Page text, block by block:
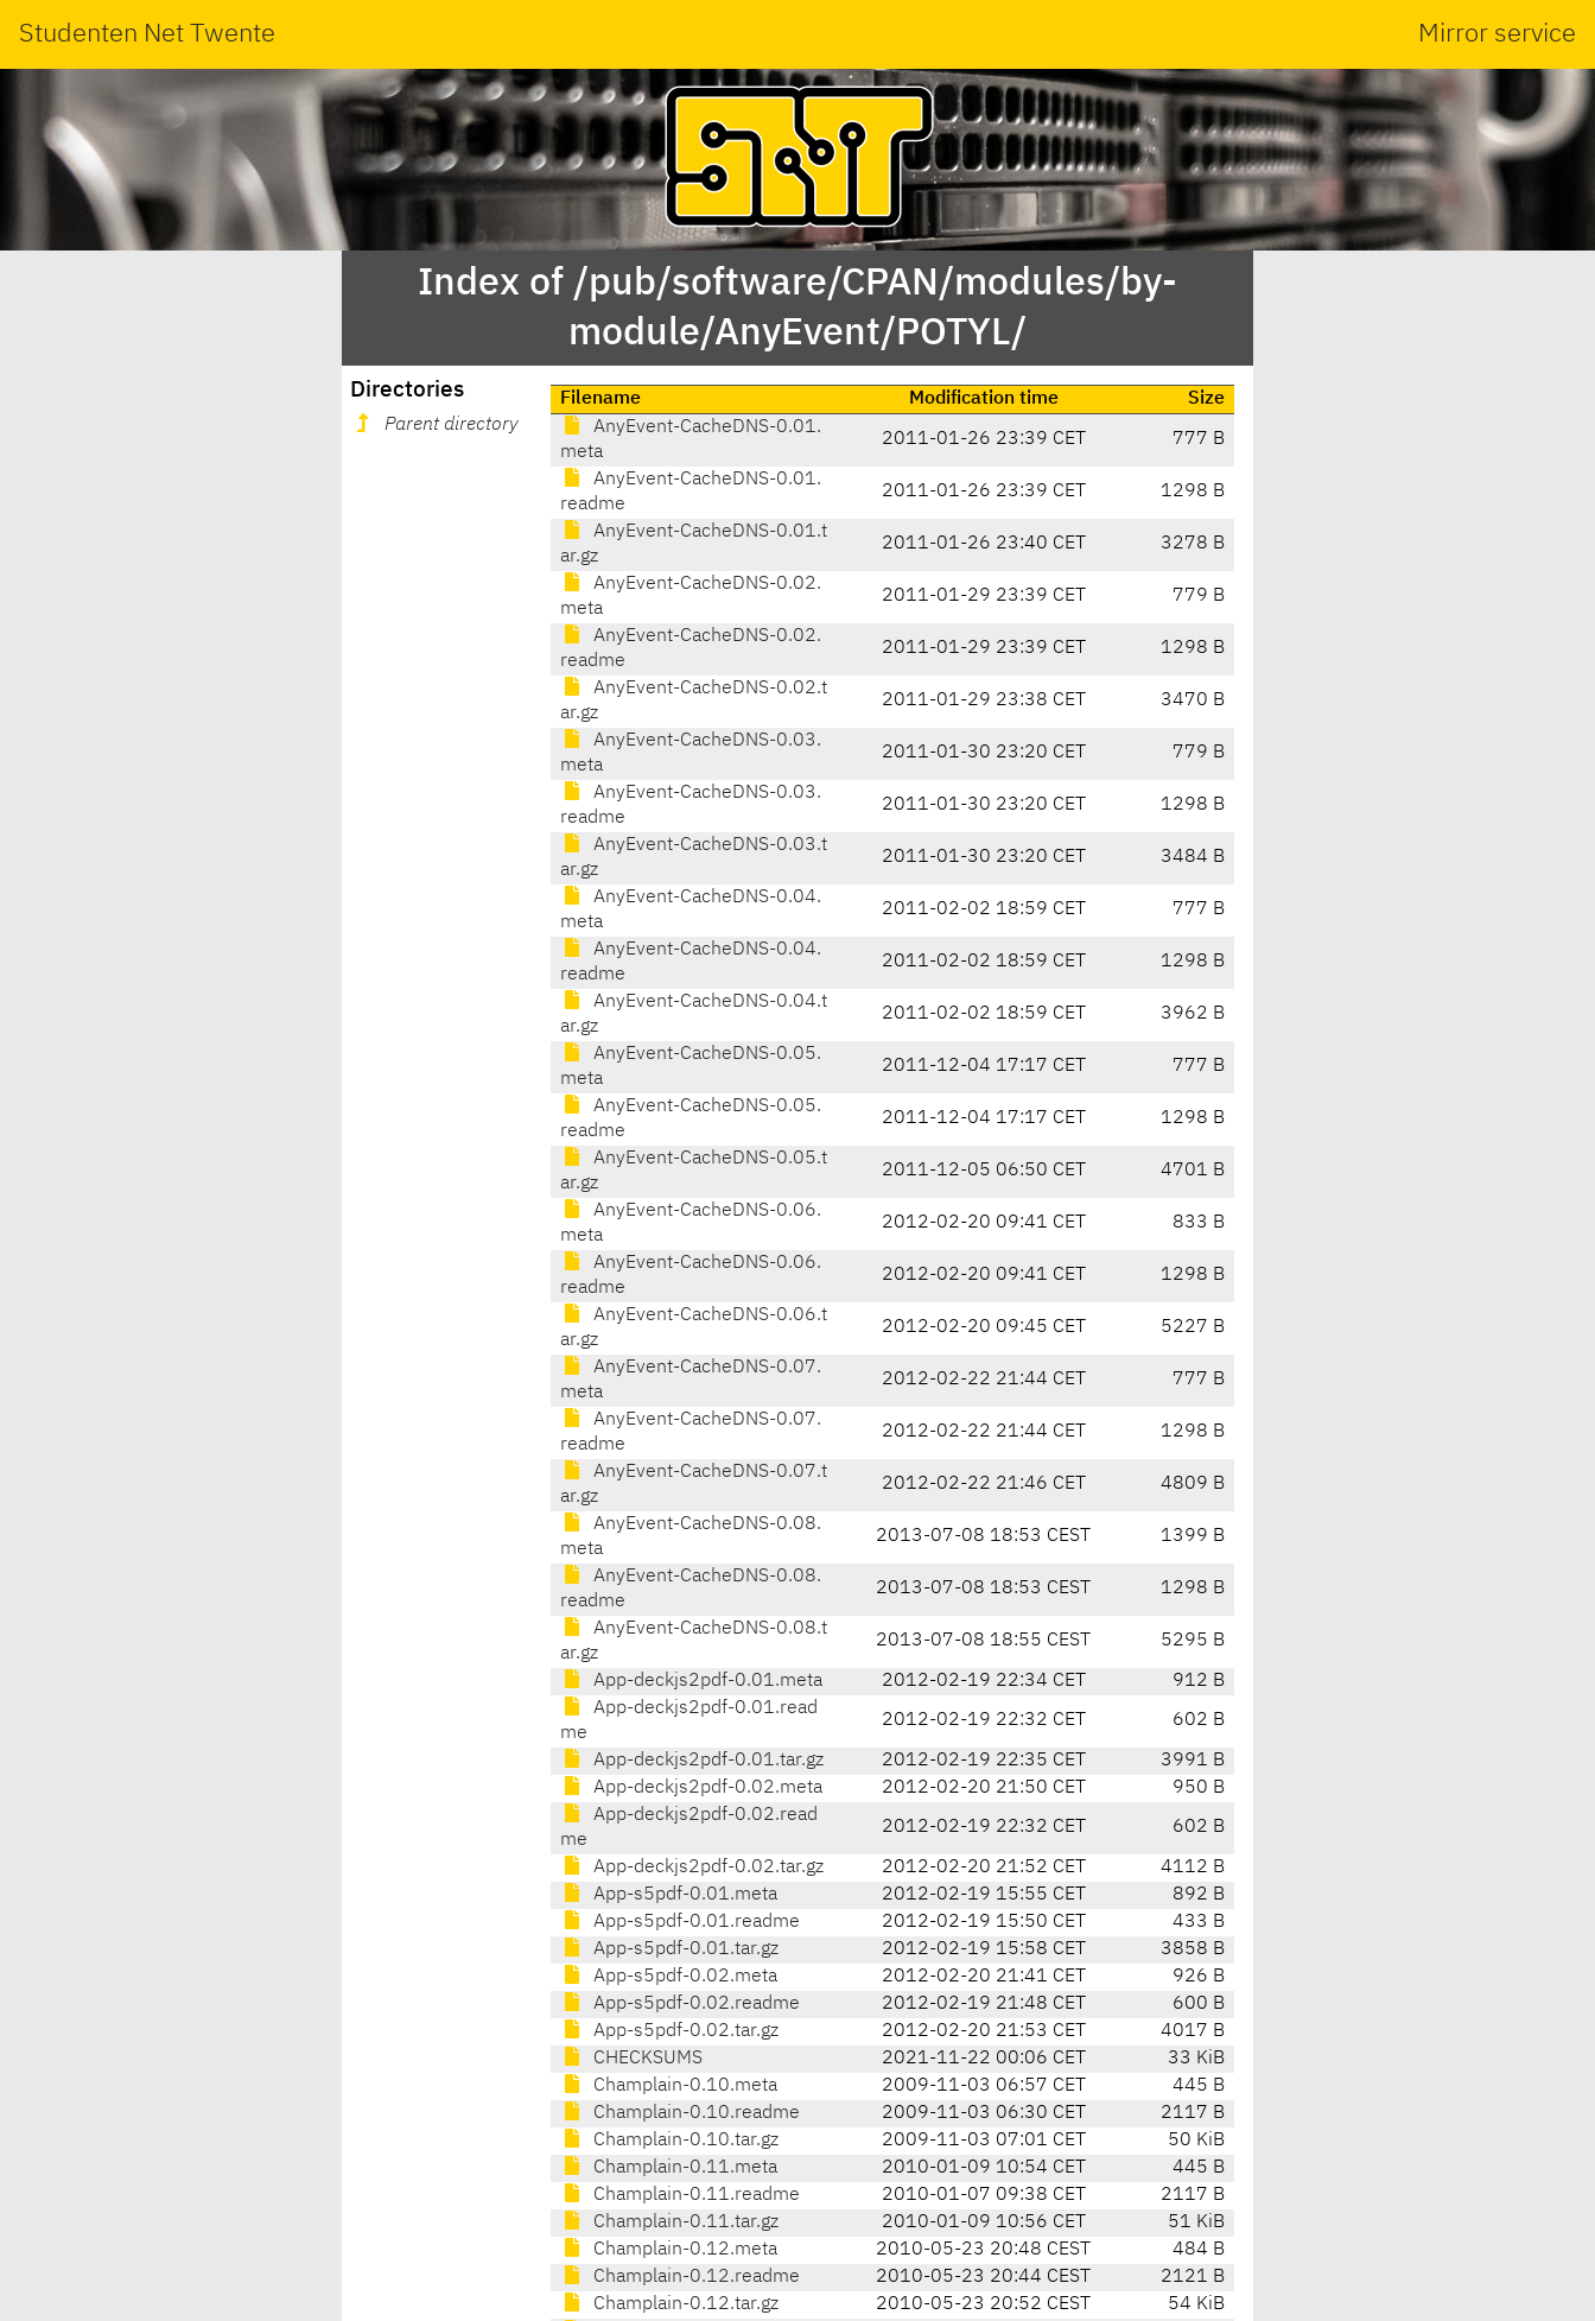
Studenten Net Twente Mirror service
Index of /pub/software/CPAN/modules/by-
module/AnyEvent/POTYL/
Directories
Parent directory
Filename Modification time
Size
AnyEvent-CacheDNS-0.01.
meta
2011-01-26 23:39 CET 777 B
AnyEvent-CacheDNS-0.01.
readme
2011-01-26 23:39 CET 1298 B
AnyEvent-CacheDNS-0.01.t
ar.gz
2011-01-26 23:40 CET 3278 B
AnyEvent-CacheDNS-0.02.
meta
2011-01-29 23:39 CET 779 B
AnyEvent-CacheDNS-0.02.
readme
2011-01-29 23:39 CET 1298 B
AnyEvent-CacheDNS-0.02.t
ar.gz
2011-01-29 23:38 CET 3470 B
AnyEvent-CacheDNS-0.03.
meta
2011-01-30 23:20 CET 779 B
AnyEvent-CacheDNS-0.03.
readme
2011-01-30 23:20 CET 1298 B
AnyEvent-CacheDNS-0.03.t
ar.gz
2011-01-30 23:20 CET 3484 B
AnyEvent-CacheDNS-0.04.
meta
2011-02-02 18:59 CET 777 B
AnyEvent-CacheDNS-0.04.
readme
2011-02-02 18:59 CET 1298 B
AnyEvent-CacheDNS-0.04.t
ar.gz
2011-02-02 18:59 CET 3962 B
AnyEvent-CacheDNS-0.05.
meta
2011-12-04 17:17 CET 777 B
AnyEvent-CacheDNS-0.05.
readme
2011-12-04 17:17 CET 1298 B
AnyEvent-CacheDNS-0.05.t
ar.gz
2011-12-05 06:50 CET 4701 B
AnyEvent-CacheDNS-0.06.
meta
2012-02-20 09:41 CET 833 B
AnyEvent-CacheDNS-0.06.
readme
2012-02-20 09:41 CET 1298 B
AnyEvent-CacheDNS-0.06.t
ar.gz
2012-02-20 09:45 CET 5227 B
AnyEvent-CacheDNS-0.07.
meta
2012-02-22 21:44 CET 777 B
AnyEvent-CacheDNS-0.07.
readme
2012-02-22 21:44 CET 1298 B
AnyEvent-CacheDNS-0.07.t
ar.gz
2012-02-22 21:46 CET 4809 B
AnyEvent-CacheDNS-0.08.
meta
2013-07-08 18:53 CEST 1399 B
AnyEvent-CacheDNS-0.08.
readme
2013-07-08 18:53 CEST 1298 B
AnyEvent-CacheDNS-0.08.t
ar.gz
2013-07-08 18:55 CEST 5295 B
App-deckjs2pdf-0.01.meta 2012-02-19 22:34 CET
912 B
App-deckjs2pdf-0.01.read
me
2012-02-19 22:32 CET 602 B
App-deckjs2pdf-0.01.tar.gz 2012-02-19 22:35 CET
3991 B
App-deckjs2pdf-0.02.meta
2012-02-20 21:50 CET
950 B
App-deckjs2pdf-0.02.read
me
2012-02-19 22:32 CET 602 B
App-deckjs2pdf-0.02.tar.gz 2012-02-20 21:52 CET
4112 B
App-s5pdf-0.01.meta
2012-02-19 15:55 CET
892 B
App-s5pdf-0.01.readme
2012-02-19 15:50 CET
433 B
App-s5pdf-0.01.tar.gz
2012-02-19 15:58 CET
3858 B
App-s5pdf-0.02.meta
2012-02-20 21:41 CET
926 B
App-s5pdf-0.02.readme
2012-02-19 21:48 CET
600 B
App-s5pdf-0.02.tar.gz
2012-02-20 21:53 CET
4017 B
CHECKSUMS
2021-11-22 00:06 CET
33 KiB
Champlain-0.10.meta
2009-11-03 06:57 CET
445 B
Champlain-0.10.readme
2009-11-03 06:30 CET
2117 B
Champlain-0.10.tar.gz
2009-11-03 07:01 CET
50 KiB
Champlain-0.11.meta
2010-01-09 10:54 CET
445 B
Champlain-0.11.readme
2010-01-07 09:38 CET
2117 B
Champlain-0.11.tar.gz
2010-01-09 10:56 CET
51 KiB
Champlain-0.12.meta
2010-05-23 20:48 CEST
484 B
Champlain-0.12.readme
2010-05-23 20:44 CEST
2121 B
Champlain-0.12.tar.gz
2010-05-23 20:52 CEST
54 KiB